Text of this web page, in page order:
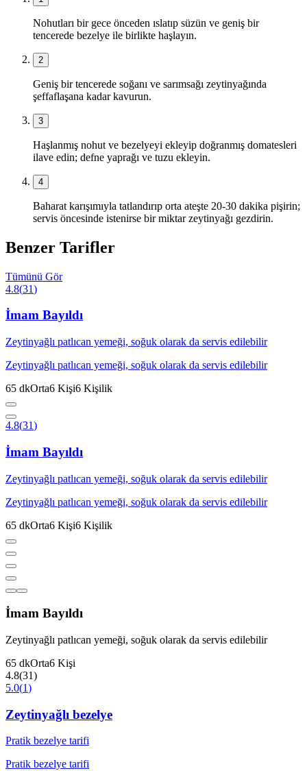
Nohutları bir gece önceden ıslatıp süzün ve geniş bir
tencerede bezelye ile birlikte haşlayın.
2
Geniş bir tencerede soğanı ve sarımsağı zeytinyağında
şeffaflaşana kadar kavurun.
3
Haşlanmış nohut ve bezelyeyi ekleyip doğranmış domatesleri
ilave edin; defne yaprağı ve tuzu ekleyin.
4
Baharat karışımıyla tatlandırıp orta ateşte 20-30 dakika pişirin;
servis öncesinde istenirse bir miktar zeytinyağı gezdirin.
Benzer Tarifler
Tümünü Gör
4.8(31)
İmam Bayıldı
Zeytinyağlı patlıcan yemeği, soğuk olarak da servis edilebilir
Zeytinyağlı patlıcan yemeği, soğuk olarak da servis edilebilir
65 dkOrta6 Kişi6 Kişilik
4.8(31)
İmam Bayıldı
Zeytinyağlı patlıcan yemeği, soğuk olarak da servis edilebilir
Zeytinyağlı patlıcan yemeği, soğuk olarak da servis edilebilir
65 dkOrta6 Kişi6 Kişilik
İmam Bayıldı
Zeytinyağlı patlıcan yemeği, soğuk olarak da servis edilebilir
65 dkOrta6 Kişi
4.8(31)
5.0(1)
Zeytinyağlı bezelye
Pratik bezelye tarifi
Pratik bezelye tarifi